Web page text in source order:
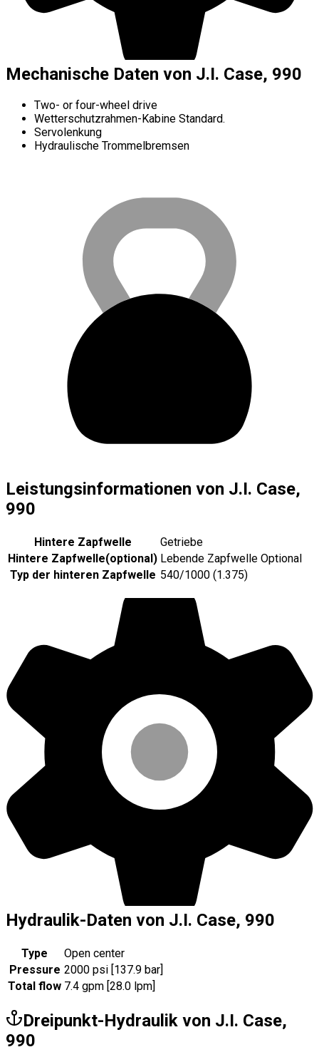
Mechanische Daten von J.I. Case, 990
Two- or four-wheel drive
Wetterschutzrahmen-Kabine Standard.
Servolenkung
Hydraulische Trommelbremsen
Leistungsinformationen von J.I. Case,
990
Hintere Zapfwelle
Getriebe
Hintere Zapfwelle(optional) Lebende Zapfwelle Optional
Typ der hinteren Zapfwelle 540/1000 (1.375)
Hydraulik-Daten von J.I. Case, 990
Type
Open center
Pressure 2000 psi [137.9 bar]
Total flow 7.4 gpm [28.0 lpm]
Dreipunkt-Hydraulik von J.I. Case,
990